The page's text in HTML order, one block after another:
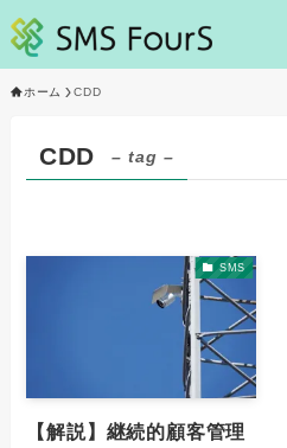
ホーム CDD
CDD – tag –
SMS
【解説】継続的顧客管理